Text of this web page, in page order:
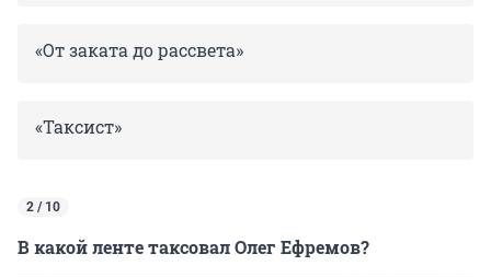
«От заката до рассвета»
«Таксист»
2 / 10
В какой ленте таксовал Олег Ефремов?